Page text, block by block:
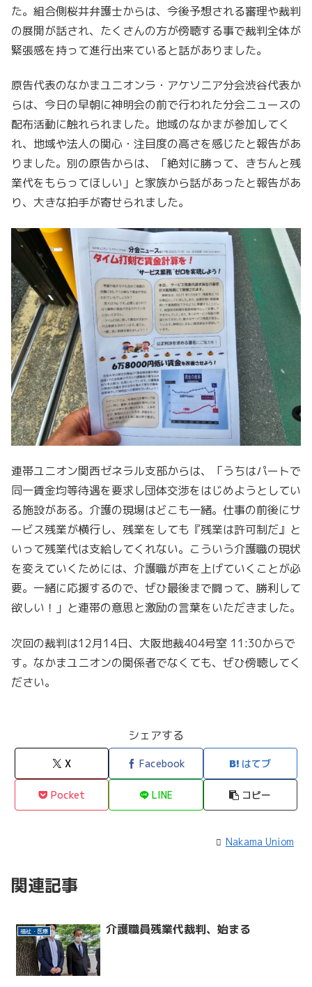
た。組合側桜井弁護士からは、今後予想される審理や裁判
の展開が話され、たくさんの方が傍聴する事で裁判全体が
緊張感を持って進行出来ていると話がありました。
原告代表のなかまユニオンラ・アケソニア分会渋谷代表か
らは、今日の早朝に神明会の前で行われた分会ニュースの
配布活動に触れられました。地域のなかまが参加してく
れ、地域や法人の関心・注目度の高さを感じたと報告があ
りました。別の原告からは、「絶対に勝って、きちんと残
業代をもらってほしい」と家族から話があったと報告があ
り、大きな拍手が寄せられました。
連帯ユニオン関西ゼネラル支部からは、「うちはパートで
同一賃金均等待遇を要求し団体交渉をはじめようとしてい
る施設がある。介護の現場はどこも一緒。仕事の前後にサ
ービス残業が横行し、残業をしても『残業は許可制だ』と
いって残業代は支給してくれない。こういう介護職の現状
を変えていくためには、介護職が声を上げていくことが必
要。一緒に応援するので、ぜひ最後まで闘って、勝利して
欲しい！」と連帯の意思と激励の言葉をいただきました。
次回の裁判は12月14日、大阪地裁404号室 11:30からで
す。なかまユニオンの関係者でなくても、ぜひ傍聴してく
ださい。
シェアする
X Facebook はてブ
Pocket LINE コピー
Nakama Uniom
関連記事
福祉・医療 介護職員残業代裁判、始まる